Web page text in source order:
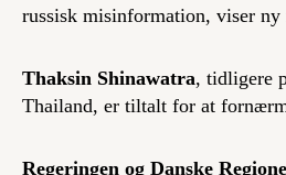
russisk misinformation, viser ny
Thaksin Shinawatra, tidligere
Thailand, er tiltalt for at
Regeringen og Danske